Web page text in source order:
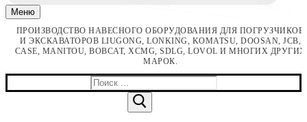
Меню
ПРОИЗВОДСТВО НАВЕСНОГО ОБОРУДОВАНИЯ ДЛЯ ПОГРУЗЧИКОВ
И ЭКСКАВАТОРОВ LIUGONG, LONKING, KOMATSU, DOOSAN, JCB,
CASE, MANITOU, BOBCAT, XCMG, SDLG, LOVOL И МНОГИХ ДРУГИХ
МАРОК.
Найти: